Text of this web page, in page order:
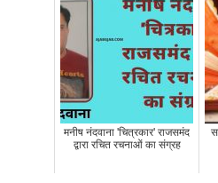
मनीष नंदवाना 'चित्रकार' राजसमंद
द्वारा रचित रचनाओं का संग्रह